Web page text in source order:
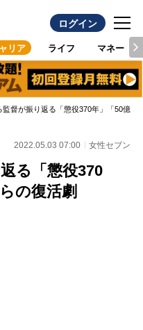
ログイン
リア ライフ マネー
監督が振り返る「懲役370年」「50億円
2022.05.03 07:00 女性セブン
る「懲役370
の復活劇